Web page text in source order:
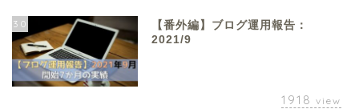
30
【番外編】ブログ運用報告：
2021/9
1918 view